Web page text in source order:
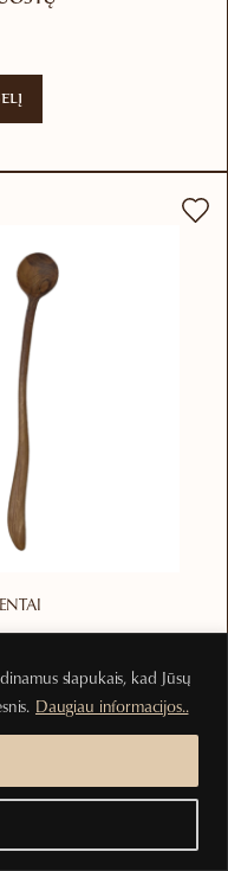
slapukais, kad Jūsų
Daugiau informacijos..